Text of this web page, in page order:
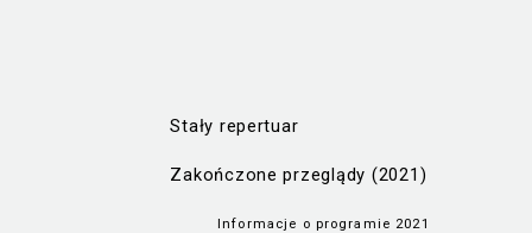
Stały repertuar
Zakończone przeglądy (2021)
Informacje o programie 2021